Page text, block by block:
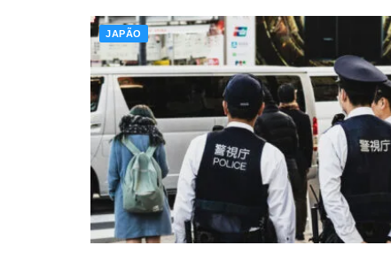
JAPÃO